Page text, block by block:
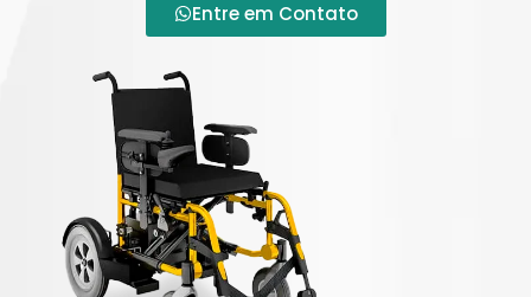
Entre em Contato